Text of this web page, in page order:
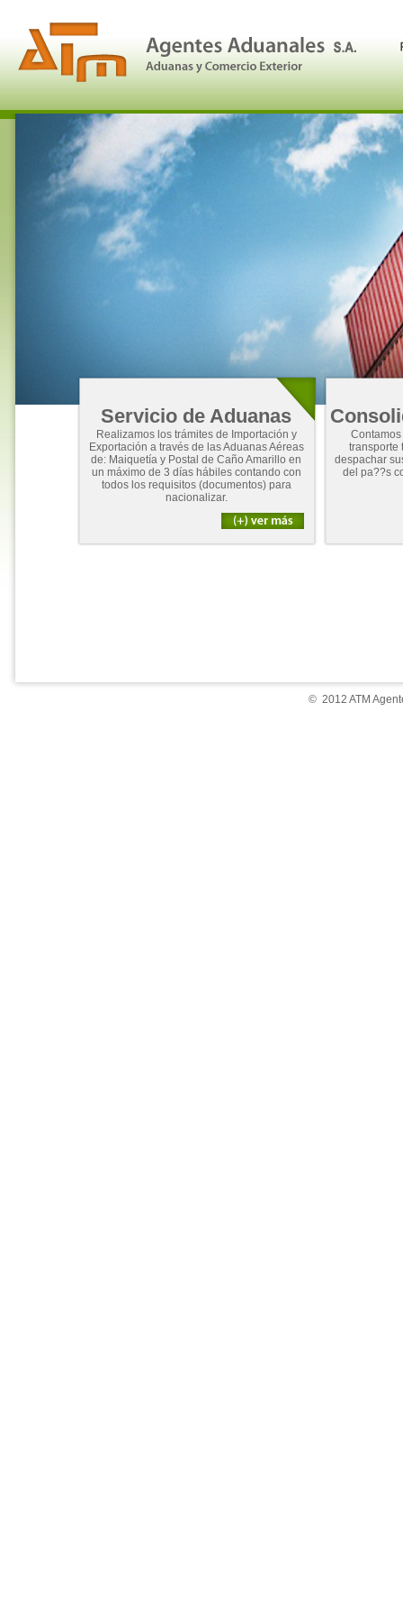
Servicio de Aduanas
Realizamos los trámites de Importación y
Exportación a través de las Aduanas Aéreas
de: Maiquetía y Postal de Caño Amarillo en
un máximo de 3 días hábiles contando con
todos los requisitos (documentos) para
nacionalizar.
transporte
despachar
del pa??s
© 2012 ATM